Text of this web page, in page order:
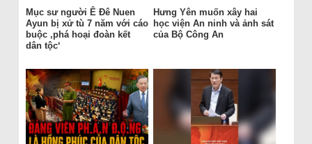
Mục sư người Ê Đê Nuen
Ayun bị xử tù 7 năm với cáo
buộc ‚phá hoại đoàn kết
dân tộc‘
Hưng Yên muốn xây hai
học viện An ninh và ảnh sát
của Bộ Công An